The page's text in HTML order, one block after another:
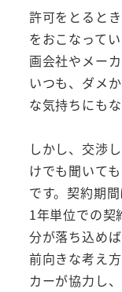
許可をとると
をおこなって
画会社やメー
いつも、ダメ
な気持ちにも
しかし、交渉
けでも聞いて
です。契約期
1年単位での契
分が落ち込め
前向きな考え
カーが協力し